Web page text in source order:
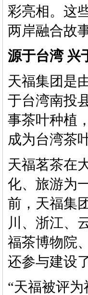
彩亮相。这
两岸融合故事
源于台湾 兴
天福集团是
于台湾南投
事茶叶种植
成为台湾茶
天福茗茶在
化、旅游为
前，天福集
川、浙江、
福茶博物院
还参与建设
“天福被评